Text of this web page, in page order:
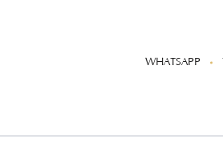
WHATSAPP